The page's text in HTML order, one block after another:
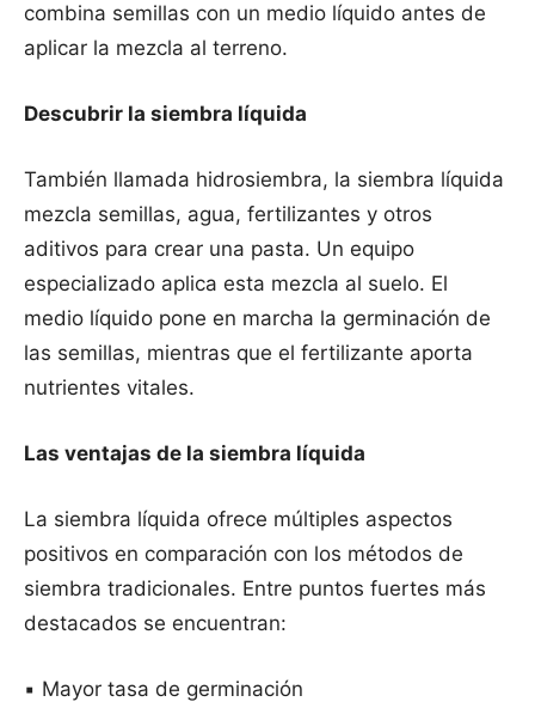
combina semillas con un medio líquido antes de
aplicar la mezcla al terreno.
Descubrir la siembra líquida
También llamada hidrosiembra, la siembra líquida
mezcla semillas, agua, fertilizantes y otros
aditivos para crear una pasta. Un equipo
especializado aplica esta mezcla al suelo. El
medio líquido pone en marcha la germinación de
las semillas, mientras que el fertilizante aporta
nutrientes vitales.
Las ventajas de la siembra líquida
La siembra líquida ofrece múltiples aspectos
positivos en comparación con los métodos de
siembra tradicionales. Entre puntos fuertes más
destacados se encuentran:
▪️ Mayor tasa de germinación